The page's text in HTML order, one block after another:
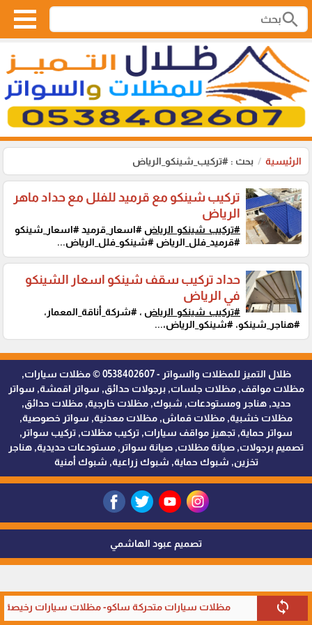
search
الرئيسية بحث : #تركيب_شينكو_الرياض
sync مظلات سيارات متحركة ساكو- مظلات سيارات رخيصة
تركيب شينكو مع قرميد للفلل مع حداد ماهر
الرياض
#تركيب_شينكو_الرياض #اسعار_قرميد #اسعار_شينكو
#قرميد_فلل_الرياض #شينكو_فلل_الرياض...
حداد تركيب سقف شينكو اسعار الشينكو
في الرياض
#تركيب_شينكو_الرياض ، #شركة_أناقة_المعمار،
#هناجر_شينكو، #شينكو_الرياض،...
ظلال التميز للمظلات والسواتر - 0538402607 © مظلات سيارات,
مظلات مواقف, مظلات جلسات, برجولات حدائق, سواتر اقمشة, سواتر
حديد, هناجر ومستودعات, شبوك, مظلات خارجية, مظلات حدائق,
مظلات خشبية, مظلات قماش, مظلات معدنية, سواتر خصوصية,
سواتر حماية, تجهيز مواقف سيارات, تركيب مظلات, تركيب سواتر,
تصميم برجولات, صيانة مظلات, صيانة سواتر, مستودعات حديدية, هناجر
تخزين, شبوك حماية, شبوك زراعية, شبوك أمنية
تصميم عبود الهاشمي